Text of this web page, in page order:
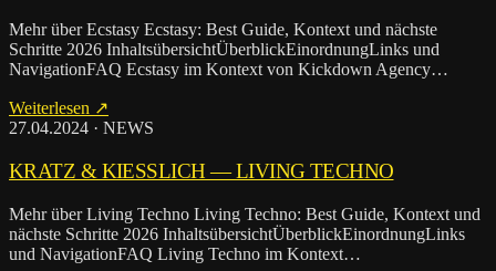
Mehr über Ecstasy Ecstasy: Best Guide, Kontext und nächste
Schritte 2026 InhaltsübersichtÜberblickEinordnungLinks und
NavigationFAQ Ecstasy im Kontext von Kickdown Agency…
Weiterlesen ↗
27.04.2024 · NEWS
KRATZ & KIESSLICH — LIVING TECH­NO
Mehr über Living Techno Living Techno: Best Guide, Kontext und
nächste Schritte 2026 InhaltsübersichtÜberblickEinordnungLinks
und NavigationFAQ Living Techno im Kontext…